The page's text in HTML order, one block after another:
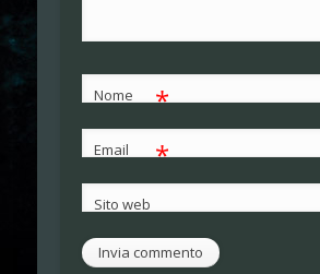
Nome *
Email *
Sito web